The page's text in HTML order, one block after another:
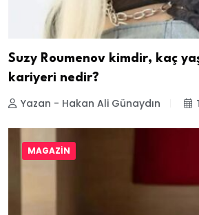
Suzy Roumenov kimdir, kaç
kariyeri nedir?
Yazan - Hakan Ali Günaydın
MAGAZIN